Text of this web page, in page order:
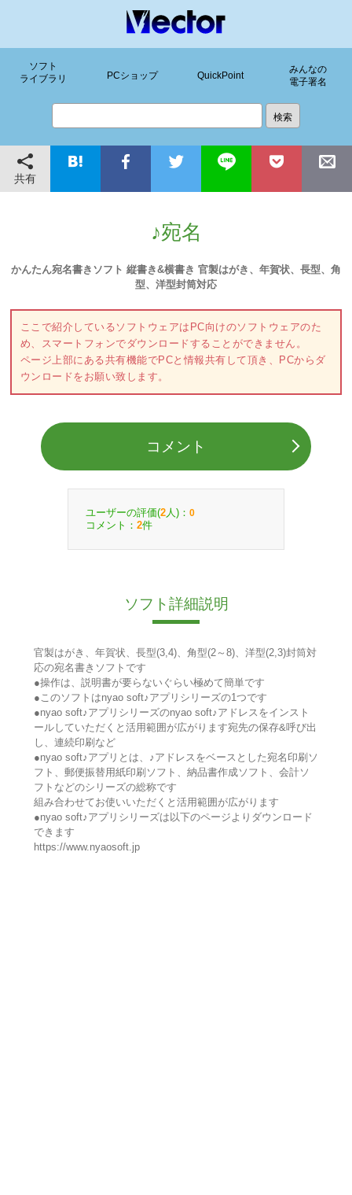
ソフト
ライブラリ
PCショップ QuickPoint
みんなの
電子署名
共有
♪宛名
かんたん宛名書きソフト 縦書き&横書き 官製はがき、年賀状、長型、角
型、洋型封筒対応
ここで紹介しているソフトウェアはPC向けのソフトウェアのた
め、スマートフォンでダウンロードすることができません。
ページ上部にある共有機能でPCと情報共有して頂き、PCからダ
ウンロードをお願い致します。
コメント
ユーザーの評価(2 人)： 0
コメント： 2件
ソフト詳細説明
官製はがき、年賀状、長型(3,4)、角型(2～8)、洋型(2,3)封筒対
応の宛名書きソフトです
●操作は、説明書が要らないぐらい極めて簡単です
●このソフトはnyao soft♪アプリシリーズの1つです
●nyao soft♪アプリシリーズのnyao soft♪アドレスをインスト
ールしていただくと活用範囲が広がります宛先の保存&呼び出
し、連続印刷など
●nyao soft♪アプリとは、♪アドレスをベースとした宛名印刷ソ
フト、郵便振替用紙印刷ソフト、納品書作成ソフト、会計ソ
フトなどのシリーズの総称です
組み合わせてお使いいただくと活用範囲が広がります
●nyao soft♪アプリシリーズは以下のページよりダウンロード
できます
https://www.nyaosoft.jp